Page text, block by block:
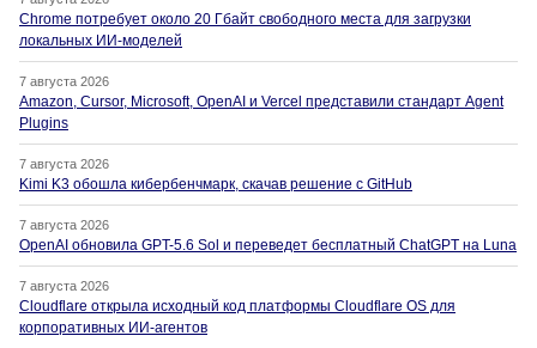
Chrome потребует около 20 Гбайт свободного места для загрузки
локальных ИИ-моделей
7 августа 2026
Amazon, Cursor, Microsoft, OpenAI и Vercel представили стандарт Agent
Plugins
7 августа 2026
Kimi K3 обошла кибербенчмарк, скачав решение с GitHub
7 августа 2026
OpenAI обновила GPT-5.6 Sol и переведет бесплатный ChatGPT на Luna
7 августа 2026
Cloudflare открыла исходный код платформы Cloudflare OS для
корпоративных ИИ-агентов